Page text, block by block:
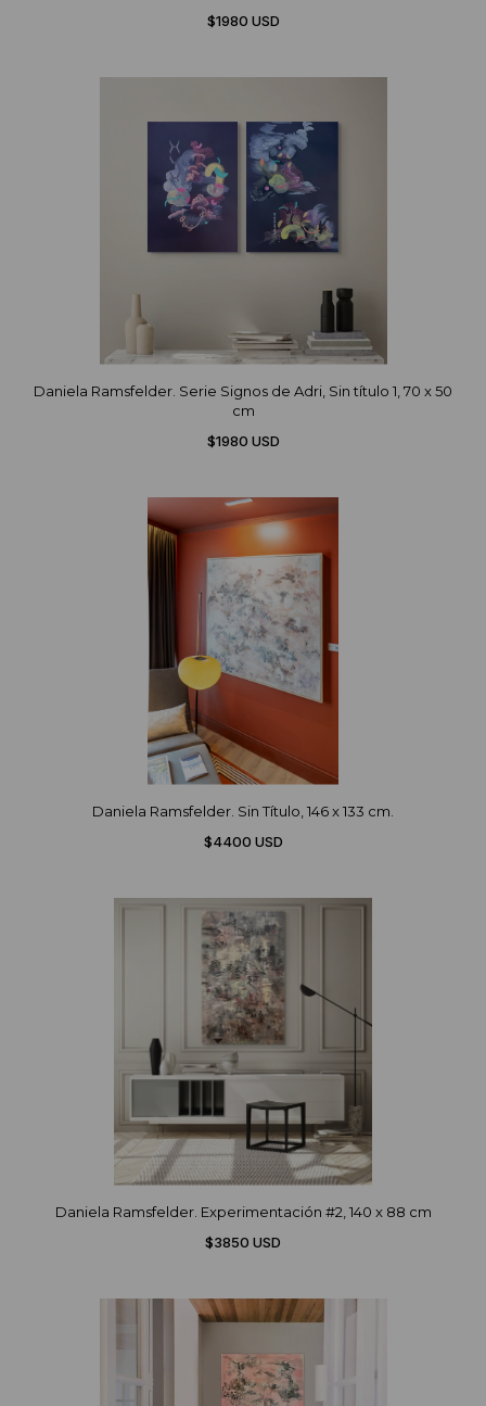
$1980 USD
Daniela Ramsfelder. Serie Signos de Adri, Sin título 1, 70 x 50
cm
$1980 USD
Daniela Ramsfelder. Sin Título, 146 x 133 cm.
$4400 USD
Daniela Ramsfelder. Experimentación #2, 140 x 88 cm
$3850 USD